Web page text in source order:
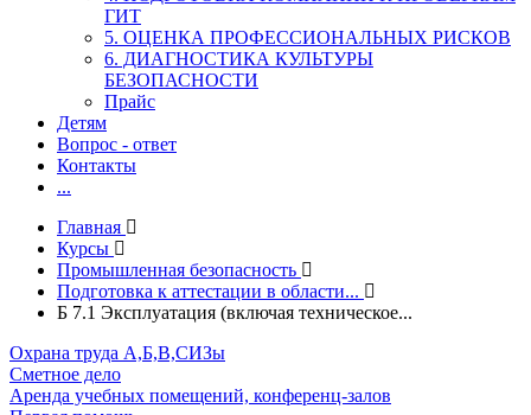
ГИТ
5. ОЦЕНКА ПРОФЕССИОНАЛЬНЫХ РИСКОВ
6. ДИАГНОСТИКА КУЛЬТУРЫ
БЕЗОПАСНОСТИ
Прайс
Детям
Вопрос - ответ
Контакты
...
Главная
Курсы
Промышленная безопасность
Подготовка к аттестации в области...
Б 7.1 Эксплуатация (включая техническое...
Охрана труда А,Б,В,СИЗы
Сметное дело
Аренда учебных помещений, конференц-залов